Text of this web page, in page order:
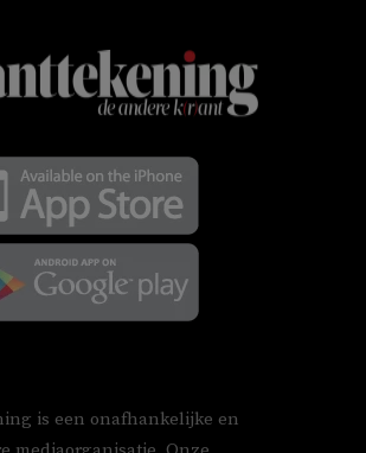
is een onafhankelijke en